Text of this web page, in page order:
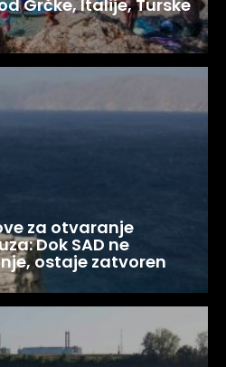
Grčke, Italije, Turske
za otvaranje
Dok SAD ne
ostaje zatvoren